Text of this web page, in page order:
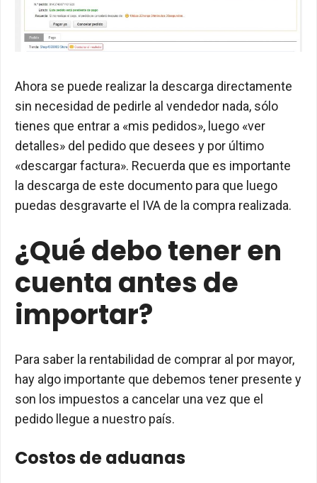
Ahora se puede realizar la descarga directamente
sin necesidad de pedirle al vendedor nada, sólo
tienes que entrar a «mis pedidos», luego «ver
detalles» del pedido que desees y por último
«descargar factura». Recuerda que es importante
la descarga de este documento para que luego
puedas desgravarte el IVA de la compra realizada.
¿Qué debo tener en
cuenta antes de
importar?
Para saber la rentabilidad de comprar al por mayor,
hay algo importante que debemos tener presente y
son los impuestos a cancelar una vez que el
pedido llegue a nuestro país.
Costos de aduanas